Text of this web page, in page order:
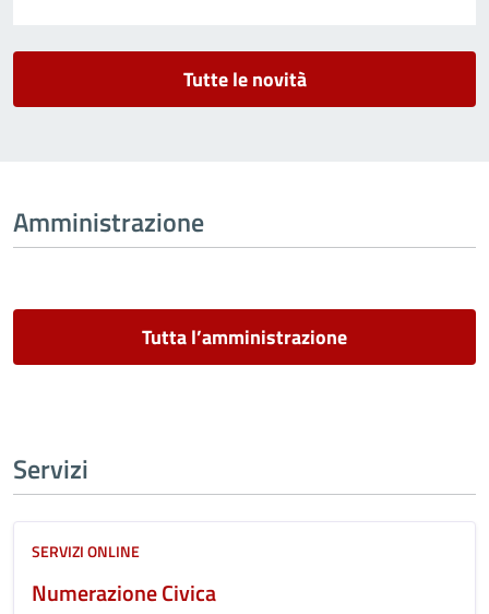
Tutte le novità
Amministrazione
Tutta l’amministrazione
Servizi
SERVIZI ONLINE
Numerazione Civica